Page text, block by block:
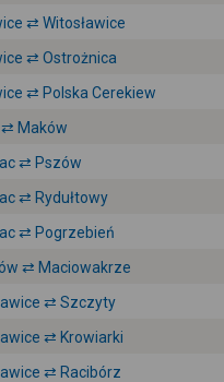
⇄ Witosławice
⇄ Ostrożnica
⇄ Polska Cerekiew
⇄ Maków
⇄ Pszów
⇄ Rydułtowy
⇄ Pogrzebień
⇄ Maciowakrze
⇄ Szczyty
⇄ Krowiarki
⇄ Racibórz